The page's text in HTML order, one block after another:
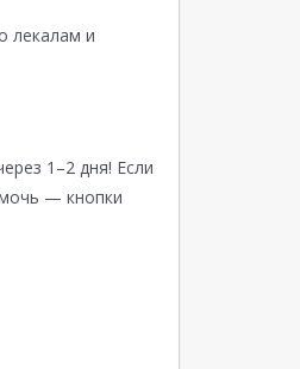
лекалам и
1–2 дня! Если
— кнопки